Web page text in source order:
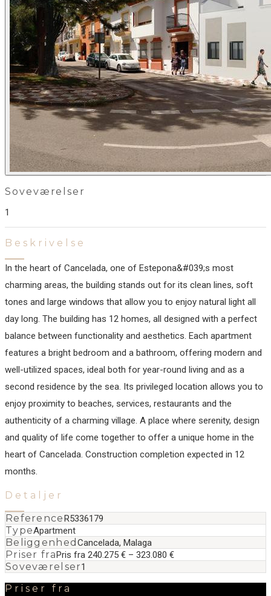
Soveværelser
1
Beskrivelse
In the heart of Cancelada, one of Estepona&#039;s most
charming areas, the building stands out for its clean lines, soft
tones and large windows that allow you to enjoy natural light all
day long. The building has 12 homes, all designed with a perfect
balance between functionality and aesthetics. Each apartment
features a bright bedroom and a bathroom, offering modern and
well-utilized spaces, ideal both for year-round living and as a
second residence by the sea. Its privileged location allows you to
enjoy proximity to beaches, services, restaurants and the
authenticity ‌of ‌a ‌charming ‌village. A ‌place where ‌serenity, ‌design
and ‌quality of life ‌come ‌together ‌to offer ‌a ‌unique ‌home in ‌the
heart of ‌Cancelada. Construction ‌completion ‌expected ‌in ‌12
‌months.
Detaljer
ReferenceR5336179
TypeApartment
BeliggenhedCancelada, Malaga
Priser fraPris fra 240.275 € – 323.080 €
Soveværelser1
Priser fra